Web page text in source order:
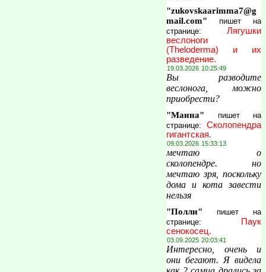
"zukovskaarimma7@g
mail.com" пишет на
странице: Лягушки
веслоноги
(Theloderma) и их
разведение.
19.03.2026 10:25:49
Вы разводите
веслонога, можно
приобрести?
"Маина" пишет на
странице: Сколопендра
гигантская.
09.03.2026 15:33:13
мечтаю о
сколопендре. но
мечтаю зря, поскольку
дома и кота завести
нельзя
"Полли" пишет на
странице:
Паук
сенокосец.
03.09.2025 20:03:41
Интересно, очень и
они бегают. Я видела